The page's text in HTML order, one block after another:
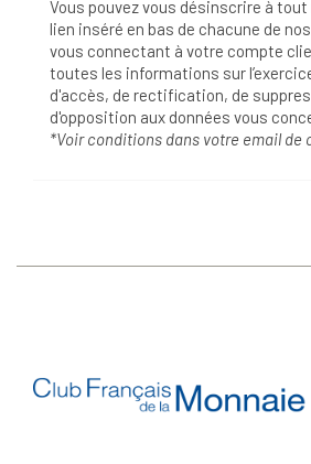
Vous pouvez vous désinscrire à
lien inséré en bas de chacune de
vous connectant à votre compte
toutes les informations sur
d'accès, de rectification, de
d'opposition aux données vous
*Voir conditions dans votre email de